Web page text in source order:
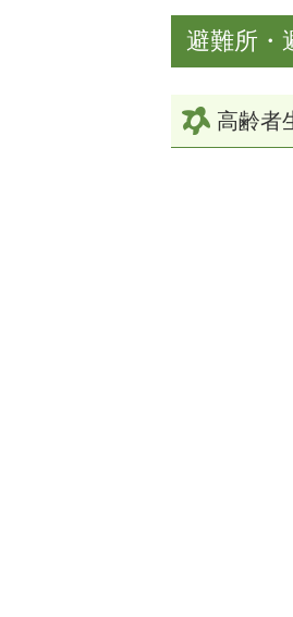
避難所・
高齢者